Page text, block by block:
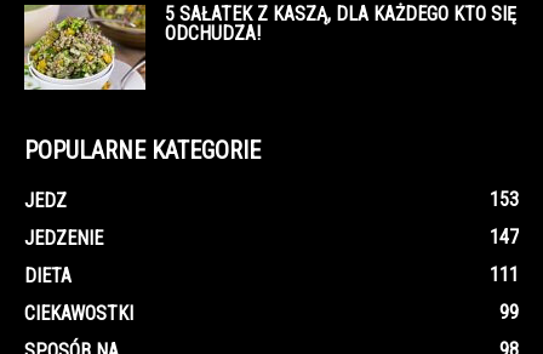
5 SAŁATEK Z KASZĄ, DLA KAŻDEGO KTO SIĘ
ODCHUDZA!
POPULARNE KATEGORIE
JEDZ
153
JEDZENIE
147
DIETA
111
CIEKAWOSTKI
99